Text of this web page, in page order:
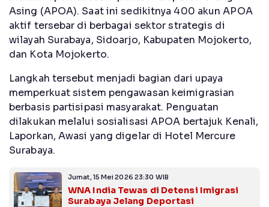
Asing (APOA). Saat ini sedikitnya 400 akun APOA
aktif tersebar di berbagai sektor strategis di
wilayah Surabaya, Sidoarjo, Kabupaten Mojokerto,
dan Kota Mojokerto.
Langkah tersebut menjadi bagian dari upaya
memperkuat sistem pengawasan keimigrasian
berbasis partisipasi masyarakat. Penguatan
dilakukan melalui sosialisasi APOA bertajuk Kenali,
Laporkan, Awasi yang digelar di Hotel Mercure
Surabaya.
Jumat, 15 Mei 2026 23:30 WIB
WNA India Tewas di Detensi Imigrasi
Surabaya Jelang Deportasi